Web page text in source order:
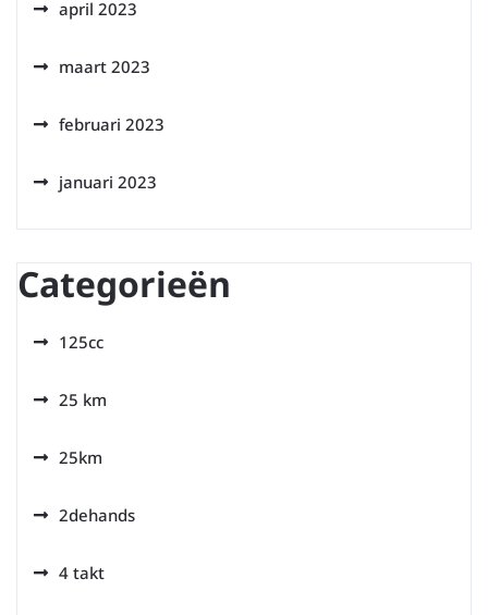
april 2023
maart 2023
februari 2023
januari 2023
Categorieën
125cc
25 km
25km
2dehands
4 takt